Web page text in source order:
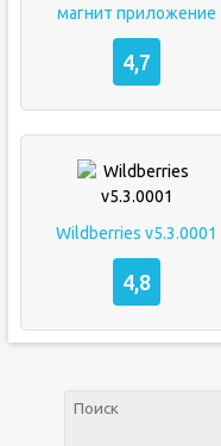
магнит приложение
4,7
Wildberries v5.3.0001
4,8